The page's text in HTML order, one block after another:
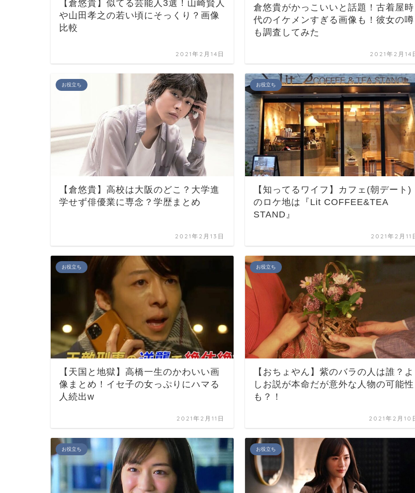
【倉悠貴】似てる芸能人3選！山崎賢人
や山田孝之の若い頃にそっくり？画像
比較
2021年2月14日
倉悠貴がかっこいいと話題！古着屋時
代のイケメンすぎる画像も！彼女の噂
も調査してみた
2021年2月14
お役立ち
【倉悠貴】高校は大阪のどこ？大学進
学せず俳優業に専念？学歴まとめ
2021年2月13日
お役立ち
【知ってるワイフ】カフェ(朝デート)
のロケ地は『Lit COFFEE&TEA
STAND』
2021年2月11
お役立ち
【天国と地獄】高橋一生のかわいい画
像まとめ！イセ子の女っぷりにハマる
人続出w
2021年2月11日
お役立ち
【おちょやん】紫のバラの人は誰？よ
しお説が本命だが意外な人物の可能性
も？！
2021年2月10
お役立ち お役立ち